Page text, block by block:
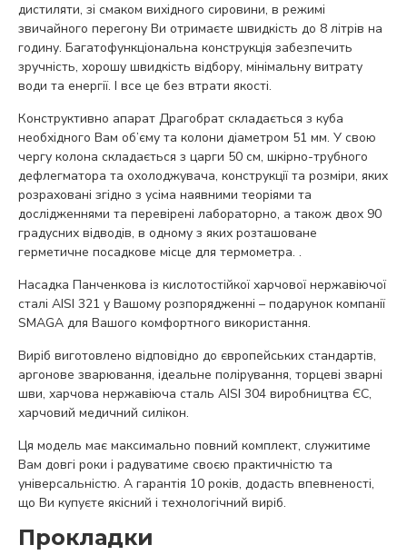
дистиляти, зі смаком вихідного сировини, в режимі
звичайного перегону Ви отримаєте швидкість до 8 літрів на
годину. Багатофункціональна конструкція забезпечить
зручність, хорошу швидкість відбору, мінімальну витрату
води та енергії. І все це без втрати якості.
Конструктивно апарат Драгобрат складається з куба
необхідного Вам об’єму та колони діаметром 51 мм. У свою
чергу колона складається з царги 50 см, шкірно-трубного
дефлегматора та охолоджувача, конструкції та розміри, яких
розраховані згідно з усіма наявними теоріями та
дослідженнями та перевірені лабораторно, а також двох 90
градусних відводів, в одному з яких розташоване
герметичне посадкове місце для термометра. .
Насадка Панченкова із кислотостійкої харчової нержавіючої
сталі AISI 321 у Вашому розпорядженні – подарунок компанії
SMAGA для Вашого комфортного використання.
Виріб виготовлено відповідно до європейських стандартів,
аргонове зварювання, ідеальне полірування, торцеві зварні
шви, харчова нержавіюча сталь AISI 304 виробництва ЄС,
харчовий медичний силікон.
Ця модель має максимально повний комплект, служитиме
Вам довгі роки і радуватиме своєю практичністю та
універсальністю. А гарантія 10 років, додасть впевненості,
що Ви купуєте якісний і технологічний виріб.
Прокладки